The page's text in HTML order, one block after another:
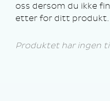
oss dersom du ikke
etter for ditt produkt.
Produktet har ingen